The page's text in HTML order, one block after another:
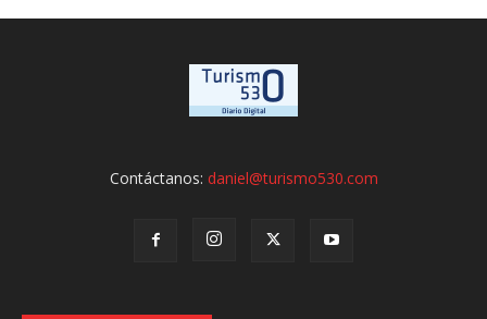
Contáctanos: daniel@turismo530.com